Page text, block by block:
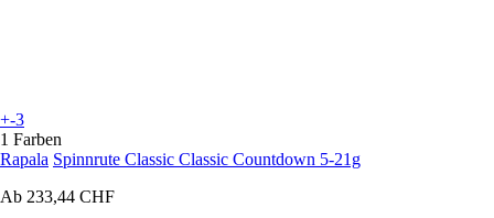
+-3
1 Farben
Rapala Spinnrute Classic Classic Countdown 5-21g
Ab 233,44 CHF